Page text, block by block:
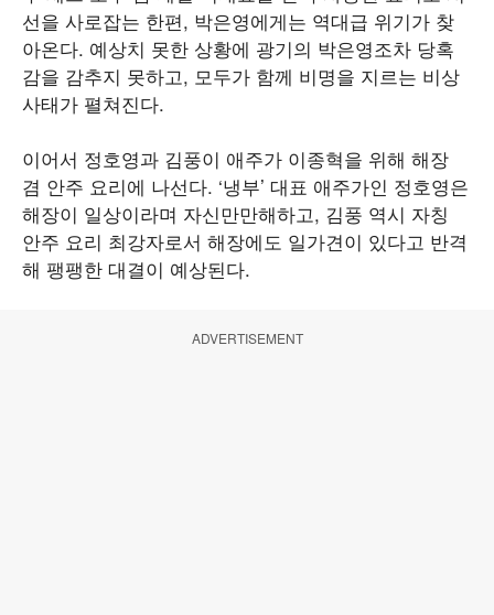
선을 사로잡는 한편, 박은영에게는 역대급 위기가 찾
아온다. 예상치 못한 상황에 광기의 박은영조차 당혹
감을 감추지 못하고, 모두가 함께 비명을 지르는 비상
사태가 펼쳐진다.
이어서 정호영과 김풍이 애주가 이종혁을 위해 해장
겸 안주 요리에 나선다. ‘냉부’ 대표 애주가인 정호영은
해장이 일상이라며 자신만만해하고, 김풍 역시 자칭
안주 요리 최강자로서 해장에도 일가견이 있다고 반격
해 팽팽한 대결이 예상된다.
ADVERTISEMENT